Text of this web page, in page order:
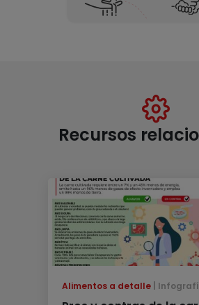
Recursos
Alimentos a detalle